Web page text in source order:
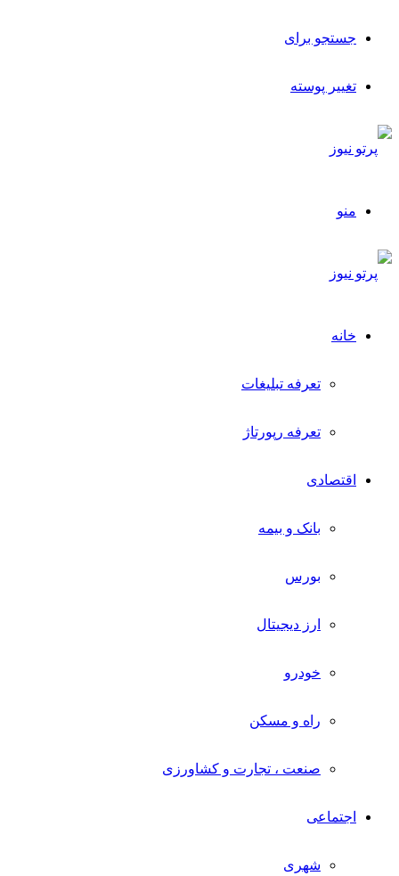
جستجو برای
تغییر پوسته
منو
خانه
تعرفه تبلیغات
تعرفه رپورتاژ
اقتصادی
بانک و بیمه
بورس
ارز دیجیتال
خودرو
راه و مسکن
صنعت ، تجارت و کشاورزی
اجتماعی
شهری